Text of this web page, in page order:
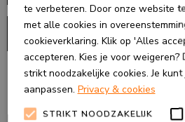
Reset wachtwoord
DELEN
te verbeteren. Door onze website
met alle cookies in
cookieverklaring. Klik op 'Alles
accepteren. Kies je voor
strikt noodzakelijke cookies. Je
aanpassen. Privacy & cookies
STRIKT NOODZAKELIJK